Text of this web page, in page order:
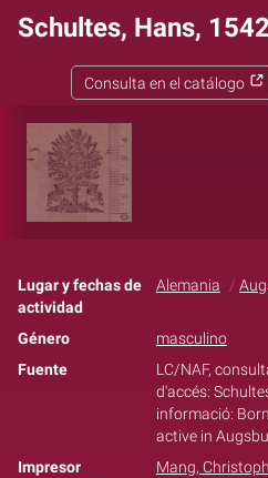
Schultes, Hans,
Consulta en el catálogo
Lugar y fechas de
actividad
Alemania
Género
masculino
Fuente
LC/NAF,
d'accés:
informació:
active in
Impresor
Mang,